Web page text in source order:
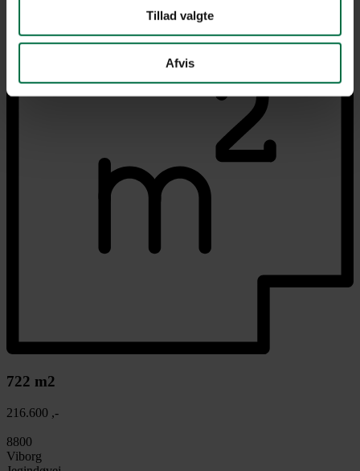
Tillad valgte
Afvis
722 m2
216.600 ,-
8800
Viborg